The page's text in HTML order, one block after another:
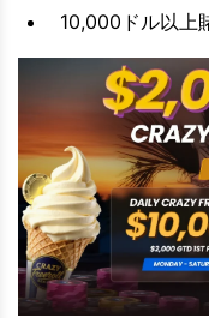
10,000ドル以上